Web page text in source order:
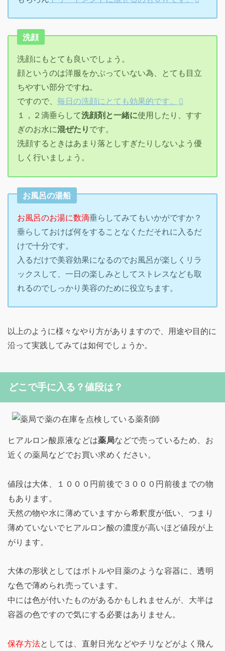
洗顔
洗顔にもとても良いでしょう。
顔というのは洋服をかぶっていない為、とても目立
ちやすい部分ですね。
ですので、 毎日の洗顔にとても効果的です。
１，２滴垂らして洗顔剤と一緒に使用したり、すす
ぎのお水に混ぜたり です。
洗顔するときはあまり落としすぎたりしないよう優
しく行いましょう。
お風呂の湯船
お風呂のお湯に数滴垂らしてみてもいかがですか？
垂らしておけば何をすることなくただそれに入るだ
けで十分です。
入るだけで美容効果になるのでお風呂が楽しくリラ
ックスして、一日の楽しみとしてストレスなども取
れるのでしっかり美容のために役立ちます。
以上のように様々なやり方がありますので、用途や目的に
沿って実践してみては如何でしょうか。
どこで手に入る？値段は？
ヒアルロン酸原液などは薬局などで売っているため、お
近くの薬局などでお買い求めください。
値段は大体、１０００円前後で３０００円前後までの物
もあります。
天然の物や水に薄めていますから希釈度が低い、つまり
薄めていないでヒアルロン酸の濃度が高いほど値段が上
がります。
大体の形状としてはボトルや目薬のような容器に、透明
な色で薄められ売っています。
中には色が付いたものがあるかもしれませんが、大半は
容器の色ですので気にする必要はありません。
保存方法としては、直射日光などやチリなどがよく飛ん